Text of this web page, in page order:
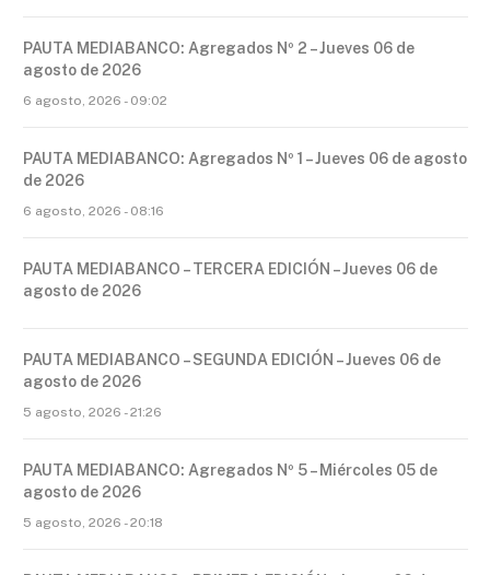
PAUTA MEDIABANCO: Agregados Nº 2 – Jueves 06 de
agosto de 2026
6 agosto, 2026 - 09:02
PAUTA MEDIABANCO: Agregados Nº 1 – Jueves 06 de agosto
de 2026
6 agosto, 2026 - 08:16
PAUTA MEDIABANCO – TERCERA EDICIÓN – Jueves 06 de
agosto de 2026
PAUTA MEDIABANCO – SEGUNDA EDICIÓN – Jueves 06 de
agosto de 2026
5 agosto, 2026 - 21:26
PAUTA MEDIABANCO: Agregados Nº 5 – Miércoles 05 de
agosto de 2026
5 agosto, 2026 - 20:18